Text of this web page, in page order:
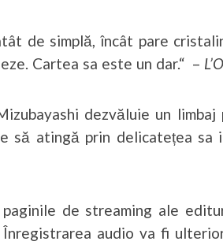
de simplă, încât pare
Cartea sa este un dar.“ –
dezvăluie un limbaj
să atingă prin delicatețea sa
de streaming ale
Înregistrarea audio va fi